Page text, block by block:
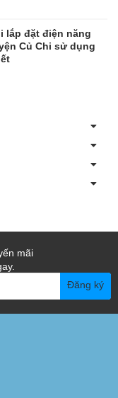
lắp đặt điện năng
Củ Chi sử dụng
mãi
Đăng ký